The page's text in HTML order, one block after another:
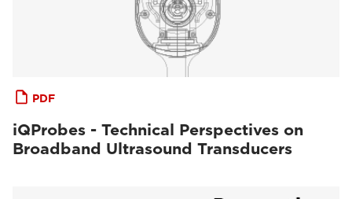
PDF
iQProbes - Technical Perspectives on
Broadband Ultrasound Transducers